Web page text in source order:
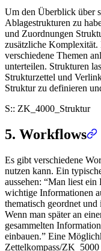
Um den Überblick über
Ablagestrukturen zu
und Zuordnungen
zusätzliche
verschiedene Themen
unterteilen. Strukturen
Strukturzettel und
Struktur zu definieren
S:: ZK_4000_Struktur
5. Workflows
Es gibt verschiedene
nutzen kann. Ein
aussehen: “Man liest
wichtige Informationen
thematisch geordnet und
Wenn man später an
gesammelten
einbauen.” Eine
Zettelkompass/